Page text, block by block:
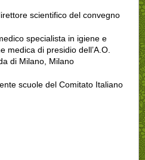
scientifico del convegno
specialista in igiene e
medica di presidio dell’A.O.
di Milano, Milano
scuole del Comitato Italiano